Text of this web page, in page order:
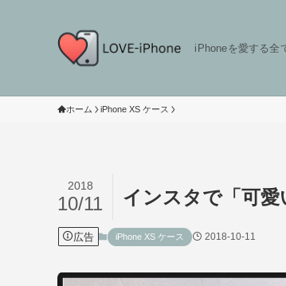
iPhoneを愛する全
ホーム iPhone XS ケース
インスタで「可
2018
10/11
広告 iPhone XS ケース 2018-10-11